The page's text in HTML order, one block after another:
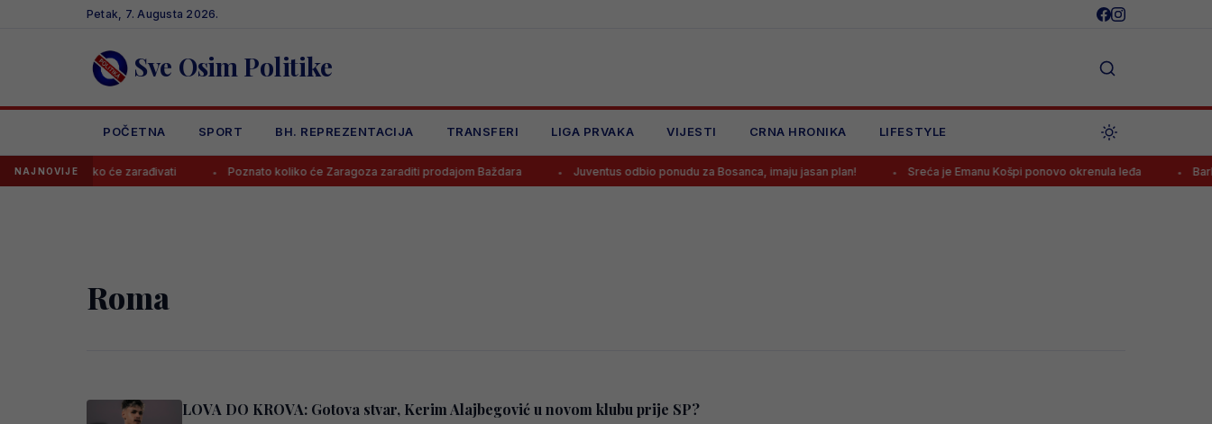
Petak, 7. Augusta 2026.
Sve Osim Politike
POČETNA SPORT BH. REPREZENTACIJA TRANSFERI LIGA PRVAKA VIJESTI CRNA HRONIKA LIFESTYLE
NAJNOVIJE
poznato koliko će zarađivati Poznato koliko će Zaragoza zaraditi prodajom Baždara Juventus odbio ponudu za Bosanca, imaju jasan plan! Sreća je Emanu Košpi ponovo okrenula leđa
Roma
LOVA DO KROVA: Gotova stvar, Kerim Alajbegović u novom klubu prije SP?